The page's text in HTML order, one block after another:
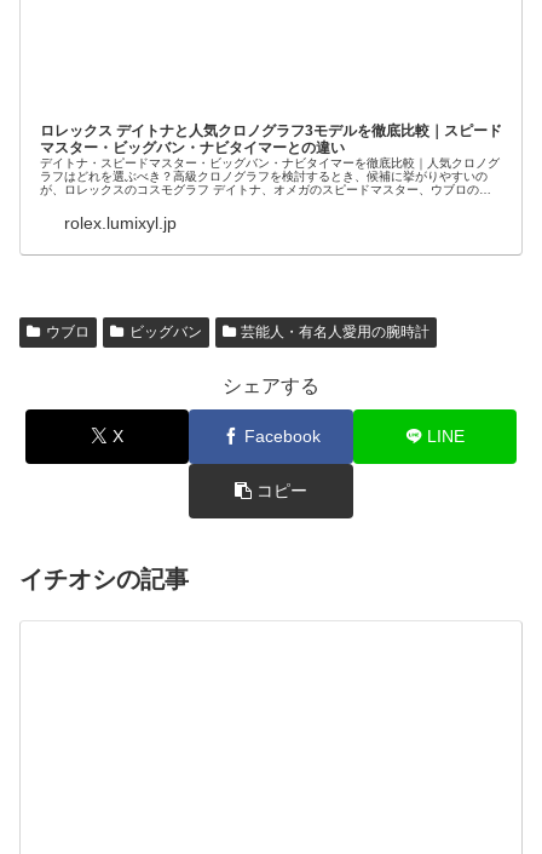
ロレックス デイトナと人気クロノグラフ3モデルを徹底比較｜スピード
マスター・ビッグバン・ナビタイマーとの違い
デイトナ・スピードマスター・ビッグバン・ナビタイマーを徹底比較｜人気クロノグ
ラフはどれを選ぶべき？高級クロノグラフを検討するとき、候補に挙がりやすいの
が、ロレックスのコスモグラフ デイトナ、オメガのスピードマスター、ウブロのビ
rolex.lumixyl.jp
ウブロ ビッグバン 芸能人・有名人愛用の腕時計
シェアする
X Facebook LINE
コピー
イチオシの記事